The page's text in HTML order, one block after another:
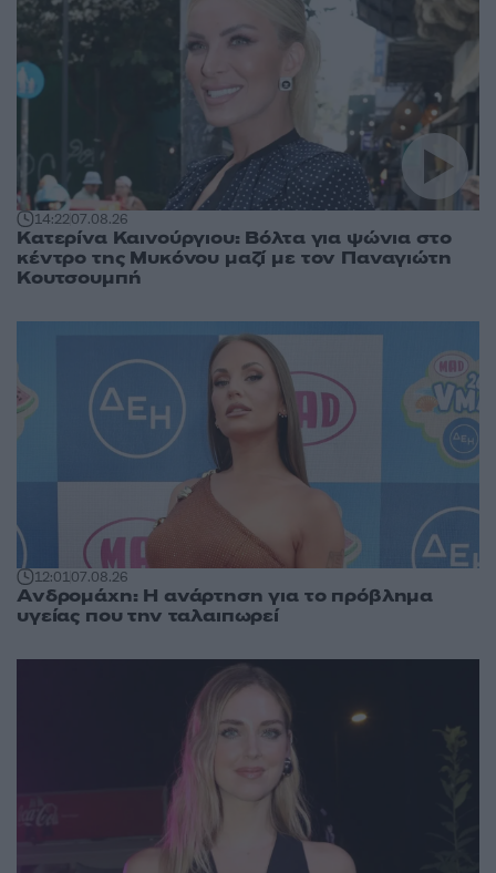
14:2207.08.26
Κατερίνα Καινούργιου: Βόλτα για ψώνια στο
κέντρο της Μυκόνου μαζί με τον Παναγιώτη
Κουτσουμπή
12:0107.08.26
Ανδρομάχη: Η ανάρτηση για το πρόβλημα
υγείας που την ταλαιπωρεί